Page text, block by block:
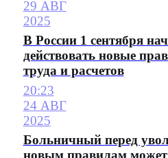
29 АВГ
2025
В России 1 сентября
действовать новые
труда и расчетов
20:23
24 АВГ
2025
Больничный перед
новым правилам может